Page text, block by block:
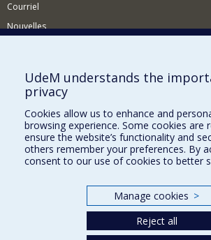
Courriel
Nouvelles
Comment soutenir le Département?
BESOIN D'AIDE?
Plan du site
Signaler une erreur
Accessibilité
Nos départements et écoles
UdeM understands the
privacy
Cookies allow us to enhance and
browsing experience. Some cookies are
ensure the website’s functionality and
others remember your preferences. By
consent to our use of cookies to better
Manage cookies >
Reject all